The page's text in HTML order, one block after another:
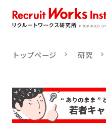
トップページ 研究